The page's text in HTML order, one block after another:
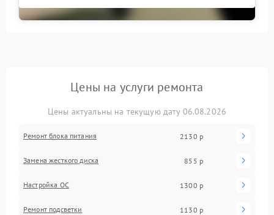
Цены на услуги ремонта
Цены актуальны на текущую дату 06.08.2026
Ремонт блока питания 2130 р
Замена жесткого диска 855 р
Настройка ОС 1300 р
Ремонт подсветки 1130 р